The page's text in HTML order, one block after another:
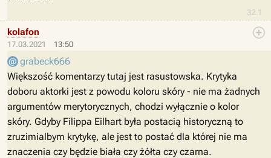
32.1
17.03.2021 13:50
kolafon
grabeck666
Większość komentarzy tutaj jest rasustowska. Krytyka
doboru aktorki jest z powodu koloru skóry - nie ma żadnych
argumentów merytorycznych, chodzi wyłącznie o kolor
skóry. Gdyby Filippa Eilhart była postacią historyczną to
zruzimialbym krytykę, ale jest to postać dla której nie ma
znaczenia czy będzie biała czy żółta czy czarna.